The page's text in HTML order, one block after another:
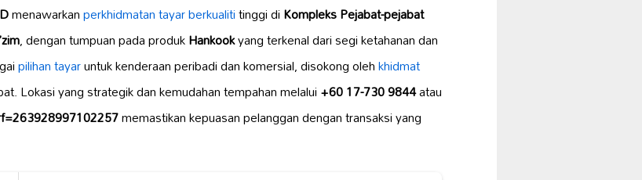
menawarkanperkhidmatan tayar berkualititinggi diKompleks Pejabat-pejabat
, dengan tumpuan pada produkHankookyang terkenal dari segi ketahanan dan
pilihan tayaruntuk kenderaan peribadi dan komersial, disokong olehkhidmat
Lokasi yang strategik dan kemudahan tempahan melalui+60 17-730 9844atau
memastikan kepuasan pelanggan dengan transaksi yang